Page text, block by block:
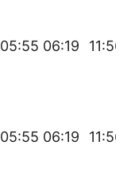
05:55 06:19 11:56
05:55 06:19 11:56